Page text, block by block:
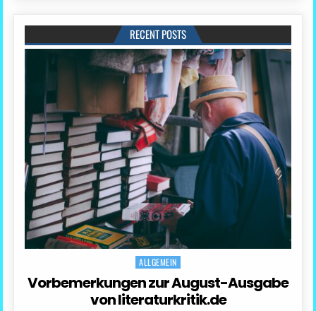
RECENT POSTS
Posted
ALLGEMEIN
Vorbemerkungen zur August-Ausgabe
von literaturkritik.de